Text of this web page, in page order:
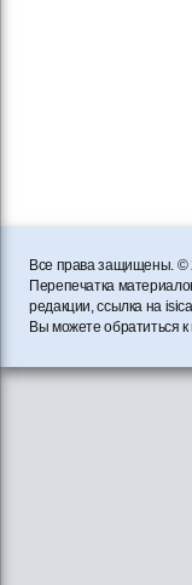
Все права защищены. ©
Перепечатка
редакции, ссылка на
Вы можете обратиться